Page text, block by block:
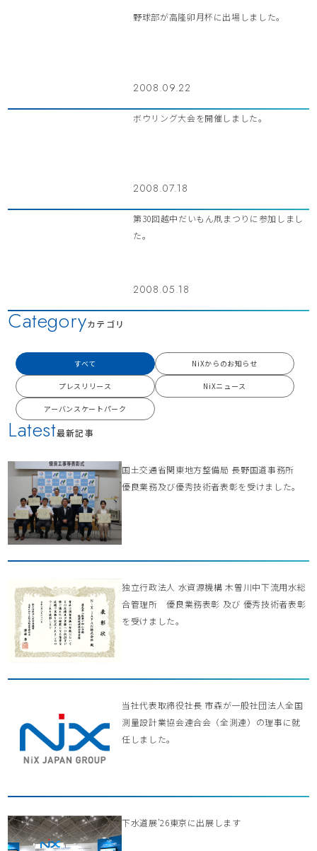
野球部が高隆卯月杯に出場しました。
2008.09.22
ボウリング大会を開催しました。
2008.07.18
第30回越中だいもん凧まつりに参加しまし
た。
2008.05.18
Latest最新記事
国土交通省関東地方整備局 長野国道事務所
優良業務及び優秀技術者表彰を受けました。
独立行政法人 水資源機構 木曽川中下流用水総
合管理所 優良業務表彰 及び 優秀技術者表彰
を受けました。
当社代表取締役社長 市森が一般社団法人全国
測量設計業協会連合会（全測連）の理事に就
任しました。
下水道展’26東京に出展します
Categoryカテゴリ
すべて NiXからのお知らせ
プレスリリース NiXニュース
アーバンスケートパーク